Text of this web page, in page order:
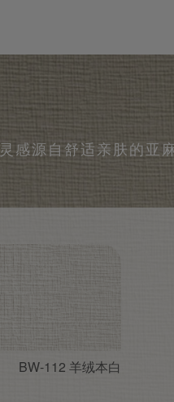
灵感源自舒适亲肤的亚
BW-112 羊绒本白